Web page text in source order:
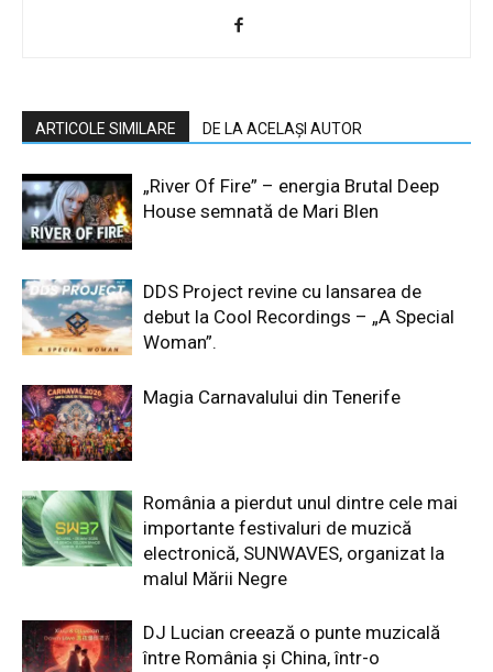
ARTICOLE SIMILARE DE LA ACELAȘI AUTOR
„River Of Fire” – energia Brutal Deep
House semnată de Mari Blen
DDS Project revine cu lansarea de
debut la Cool Recordings – „A Special
Woman”.
Magia Carnavalului din Tenerife
România a pierdut unul dintre cele mai
importante festivaluri de muzică
electronică, SUNWAVES, organizat la
malul Mării Negre
DJ Lucian creează o punte muzicală
între România și China, într-o